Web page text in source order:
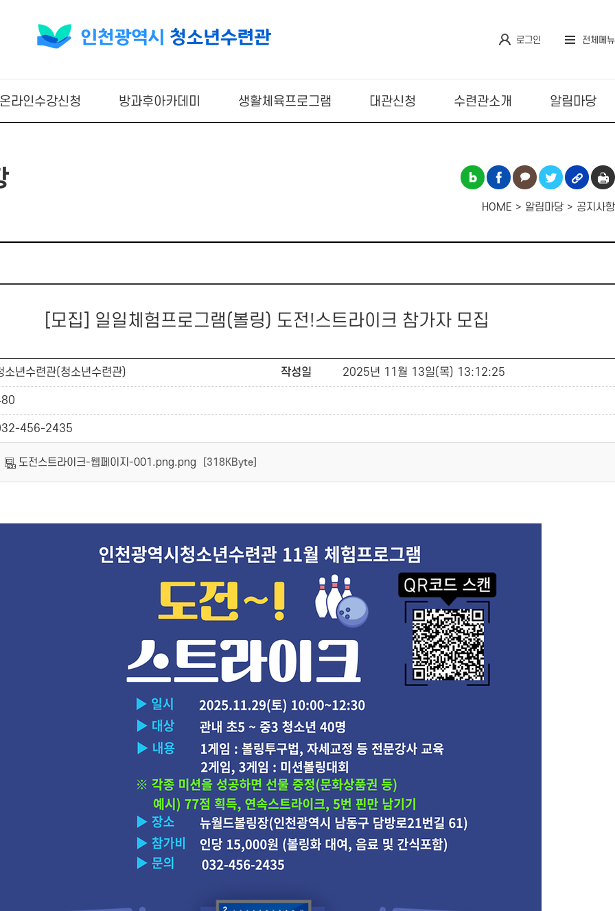
로그인 전체메뉴
온라인수강신청 방과후아카데미 생활체육프로그램 대관신청 수련관소개 알림마당
HOME 알림마당 공지사항
[모집] 일일체험프로그램(볼링) 도전!스트라이크 참가자 모집
소년수련관(청소년수련관) 작성일 2025년 11월 13일(목) 13:12:25
456-2435
도전스트라이크-웹페이지-001.png.png [318KByte]